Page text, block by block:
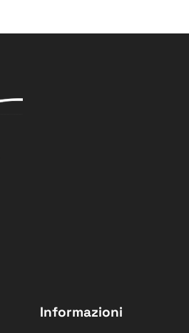
Informazioni